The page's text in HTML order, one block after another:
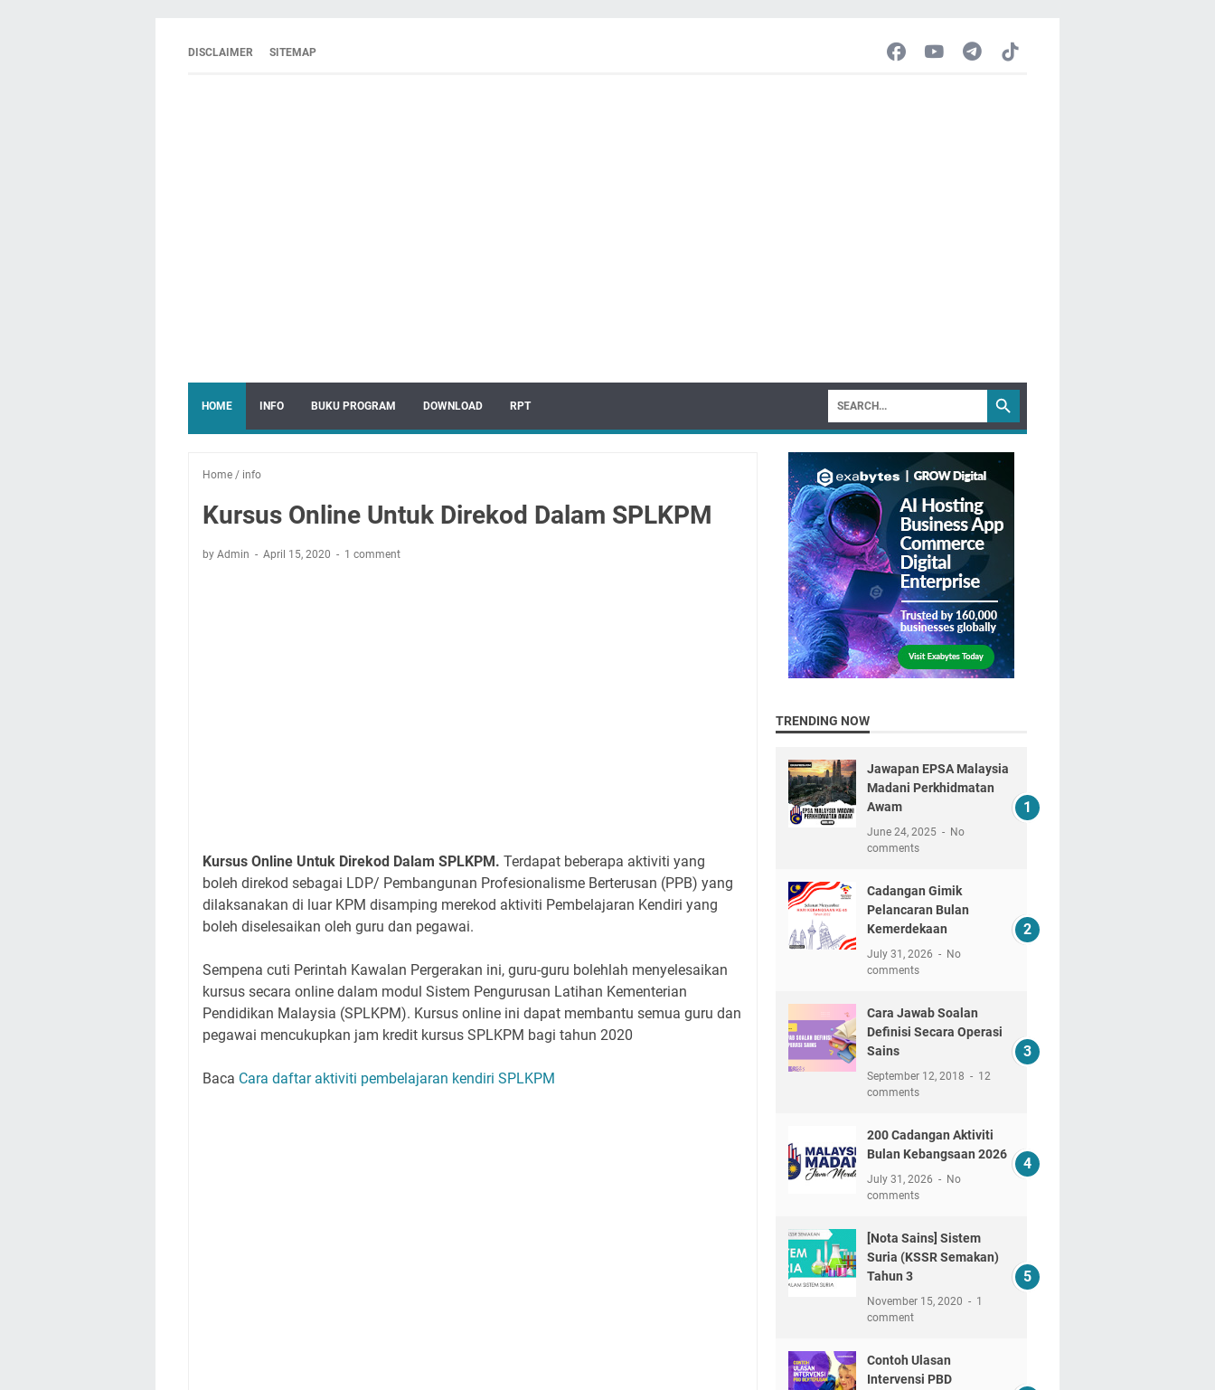
DISCLAIMER SITEMAP
HOME INFO BUKU PROGRAM DOWNLOAD RPT
Home / info
Kursus Online Untuk Direkod Dalam SPLKPM
by Admin April 15, 2020 1 comment
Kursus Online Untuk Direkod Dalam SPLKPM. Terdapat beberapa aktiviti yang
boleh direkod sebagai LDP/ Pembangunan Profesionalisme Berterusan (PPB) yang
dilaksanakan di luar KPM disamping merekod aktiviti Pembelajaran Kendiri yang
boleh diselesaikan oleh guru dan pegawai.
Sempena cuti Perintah Kawalan Pergerakan ini, guru-guru bolehlah menyelesaikan
kursus secara online dalam modul Sistem Pengurusan Latihan Kementerian
Pendidikan Malaysia (SPLKPM). Kursus online ini dapat membantu semua guru dan
pegawai mencukupkan jam kredit kursus SPLKPM bagi tahun 2020
Baca Cara daftar aktiviti pembelajaran kendiri SPLKPM
TRENDING NOW
Jawapan EPSA Malaysia
Madani Perkhidmatan
Awam
June 24, 2025
No
comments
Cadangan Gimik
Pelancaran Bulan
Kemerdekaan
July 31, 2026
No
comments
Cara Jawab Soalan
Definisi Secara Operasi
Sains
September 12, 2018
12
comments
200 Cadangan Aktiviti
Bulan Kebangsaan 2026
July 31, 2026
No
comments
[Nota Sains] Sistem
Suria (KSSR Semakan)
Tahun 3
November 15, 2020
1
comment
Contoh Ulasan
Intervensi PBD